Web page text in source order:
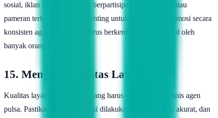
sosial, iklan online, atau ikut berpartisipasi dalam event atau
pameran terkait teknologi. Penting untuk melakukan promosi secara
konsisten agar bisnis Anda terus berkembang dan dikenal oleh
banyak orang.
15. Menjaga Kualitas Layanan
Kualitas layanan adalah hal yang harus dijaga dalam bisnis agen
pulsa. Pastikan setiap transaksi dilakukan dengan cepat, akurat, dan